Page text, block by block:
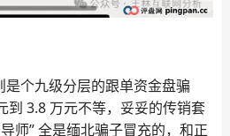
个九级分层的跟单资金盘骗
到 3.8 万元不等，妥妥的传销套
师” 全是缅北骗子冒充的，和正